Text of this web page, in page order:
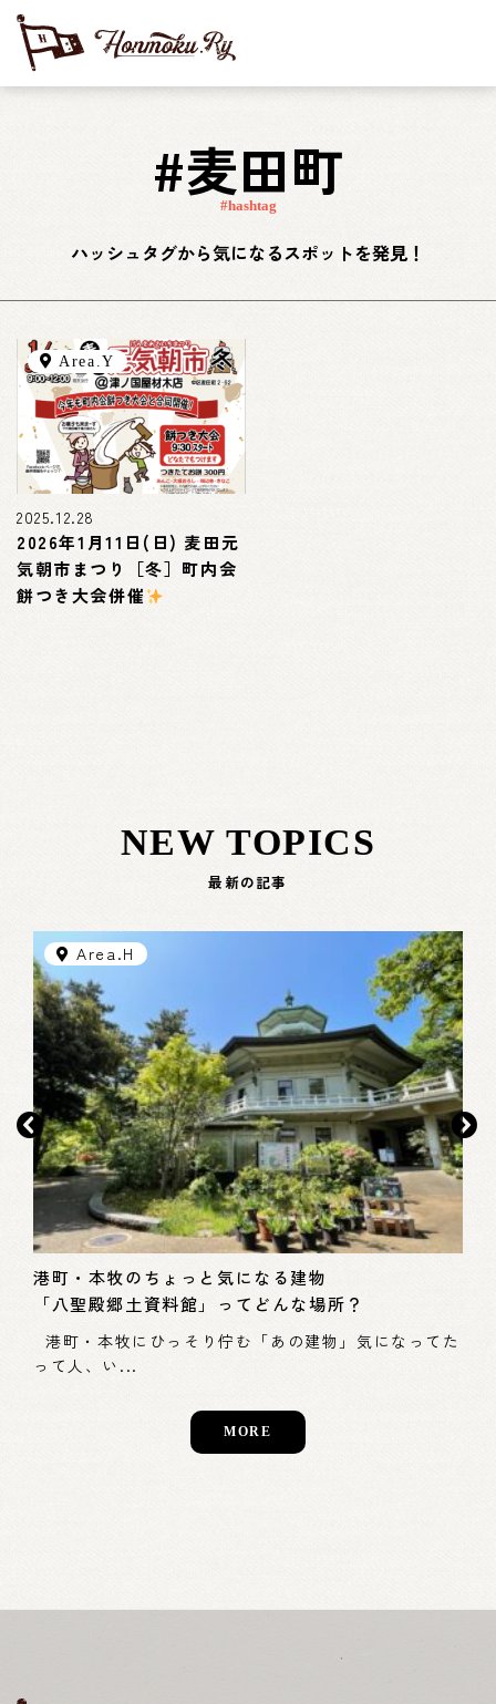
#麦田町
#hashtag
ハッシュタグから気になるスポットを発見！
Area.Y
2025.12.28
2026年1月11日(日) 麦田元
気朝市まつり［冬］町内会
餅つき大会併催
NEW TOPICS
最新の記事
Area.H
港町・本牧のちょっと気になる建物
「八聖殿郷土資料館」ってどんな場所？
港町・本牧にひっそり佇む「あの建物」気になってた
って人、い...
MORE